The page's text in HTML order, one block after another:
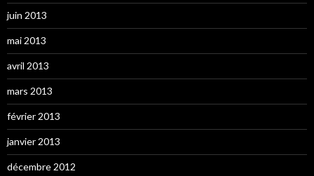
juin 2013
mai 2013
avril 2013
mars 2013
février 2013
janvier 2013
décembre 2012